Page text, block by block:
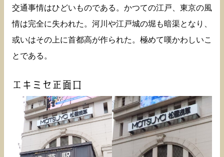
交通事情はひどいものである。かつての江戸、東京の風
情は完全に失われた。河川や江戸城の堀も暗渠となり、
或いはその上に首都高が作られた。極めて嘆かわしいこ
とである。
エキミセ正面口